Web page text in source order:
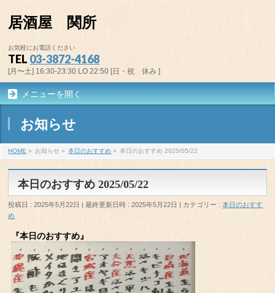
居酒屋 関所
お気軽にお電話ください
TEL 03-3872-4168
[月〜土] 16:30-23:30 LO 22:50 [日・祝 休み ]
メニューを開く
お知らせ
HOME » お知らせ » 本日のおすすめ » 本日のおすすめ 2025/05/22
本日のおすすめ 2025/05/22
投稿日 : 2025年5月22日 最終更新日時 : 2025年5月22日 カテゴリー :本日のおすす
め
『本日のおすすめ』